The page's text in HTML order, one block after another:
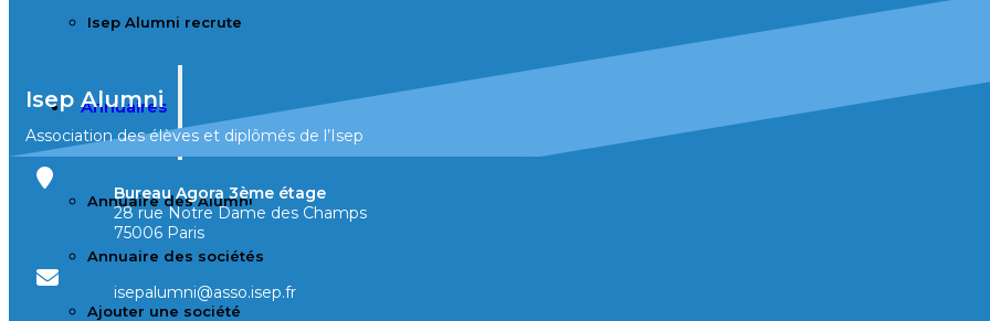
Isep Alumni recrute
Annuaires
Annuaire des Alumni
Annuaire des sociétés
Ajouter une société
Isep Alumni
Association des élèves et diplômés de l’Isep
Bureau Agora 3ème étage
28 rue Notre Dame des Champs
75006 Paris
isepalumni@asso.isep.fr